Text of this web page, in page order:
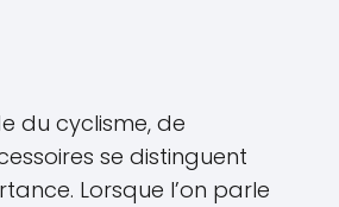
du cyclisme, de
se distinguent
Lorsque l’on parle